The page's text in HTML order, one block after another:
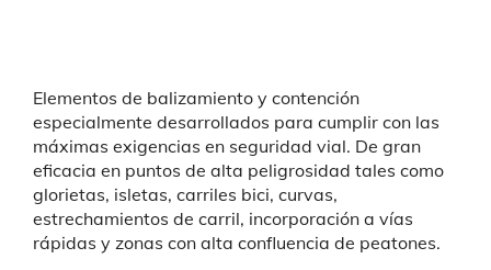
Elementos de balizamiento y contención
especialmente desarrollados para cumplir con las
máximas exigencias en seguridad vial. De gran
eficacia en puntos de alta peligrosidad tales como
glorietas, isletas, carriles bici, curvas,
estrechamientos de carril, incorporación a vías
rápidas y zonas con alta confluencia de peatones.